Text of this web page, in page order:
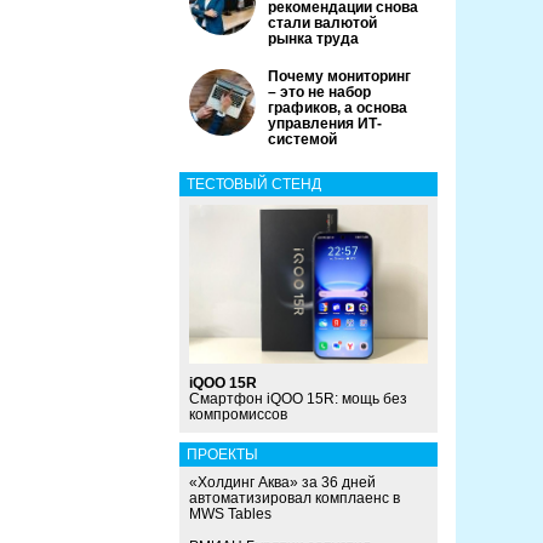
рекомендации снова
стали валютой
рынка труда
Почему мониторинг
– это не набор
графиков, а основа
управления ИТ-
системой
ТЕСТОВЫЙ СТЕНД
iQOO 15R
Смартфон iQOO 15R: мощь без
компромиссов
ПРОЕКТЫ
«Холдинг Аква» за 36 дней
автоматизировал комплаенс в
MWS Tables